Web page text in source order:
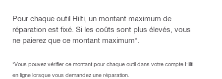
Pour chaque outil Hilti, un montant maximum de
réparation est fixé. Si les coûts sont plus élevés, vous
ne paierez que ce montant maximum*.
*Vous pouvez vérifier ce montant pour chaque outil dans votre compte Hilti
en ligne lorsque vous demandez une réparation.